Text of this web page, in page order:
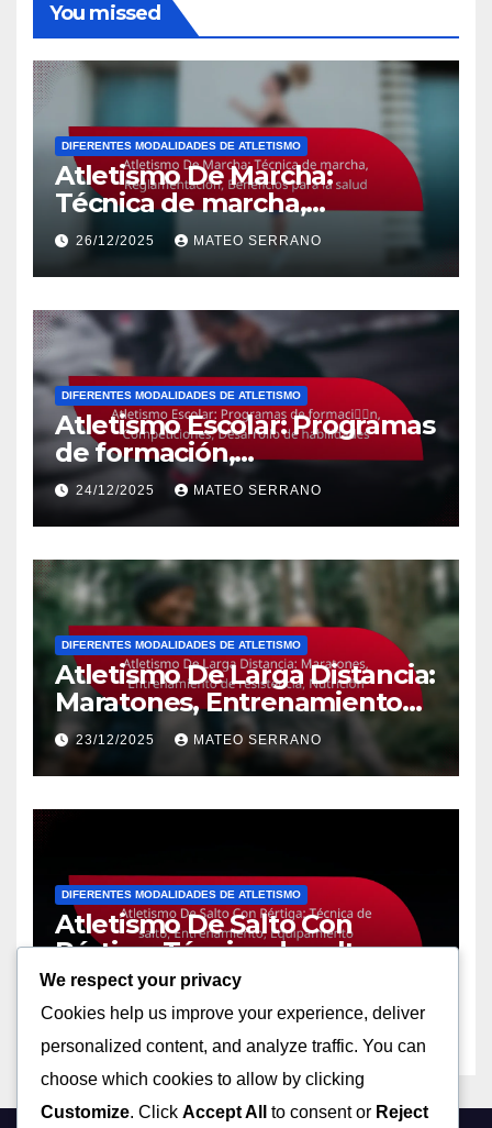
You missed
DIFERENTES MODALIDADES DE ATLETISMO
Atletismo De Marcha:
Técnica de marcha,
Reglamentación, Beneficios
para la salud
26/12/2025 MATEO SERRANO
DIFERENTES MODALIDADES DE ATLETISMO
Atletismo Escolar: Programas
de formación,
Competiciones, Desarrollo de
habilidades
24/12/2025 MATEO SERRANO
DIFERENTES MODALIDADES DE ATLETISMO
Atletismo De Larga Distancia:
Maratones, Entrenamiento
de resistencia, Nutrición
23/12/2025 MATEO SERRANO
DIFERENTES MODALIDADES DE ATLETISMO
Atletismo De Salto Con
Pértiga: Técnica de salto,
Entrenamiento,
Equipamiento
23/12/2025 MATEO SERRANO
We respect your privacy
Cookies help us improve your experience, deliver
personalized content, and analyze traffic. You can
choose which cookies to allow by clicking
Customize. Click Accept All to consent or Reject